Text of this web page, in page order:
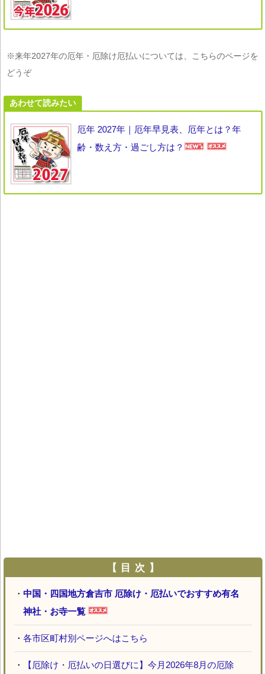
※来年2027年の厄年・厄除け厄払いについては、こちらのページを
どうぞ
あわせて読みたい
厄年 2027年｜厄年早見表、厄年とは？年
齢・数え方・過ごし方は？
【 目 次 】
・ 中国・四国地方倉吉市 厄除け・厄払いでおすすめ有名
神社・お寺一覧
・ 各市区町村別ページへはこちら
・ 【厄除け・厄払いの日選びに】今月2026年8月の厄除